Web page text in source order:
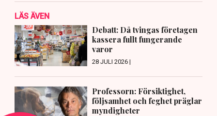
LÄS ÄVEN
Debatt: Då tvingas företagen
kassera fullt fungerande
varor
28 JULI 2026 |
Professorn: Försiktighet,
följsamhet och feghet präglar
myndigheter